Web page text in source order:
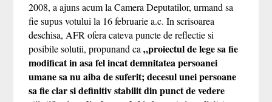
2008, a ajuns acum la Camera Deputatilor, urmand sa
fie supus votului la 16 februarie a.c. In scrisoarea
deschisa, AFR ofera cateva puncte de reflectie si
posibile solutii, propunand ca„proiectul de lege sa fie
modificat in asa fel incat demnitatea persoanei
umane sa nu aiba de suferit; decesul unei persoane
sa fie clar si definitiv stabilit din punct de vedere